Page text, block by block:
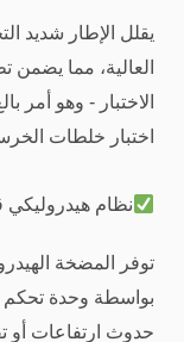
يقلل الإطار شديد
العالية، مما
الاختبار - وهو أمر
اختبار خلطات
نظام
توفر المضخة
بواسطة وحدة تحكم
حدوث ارتفاعات أو